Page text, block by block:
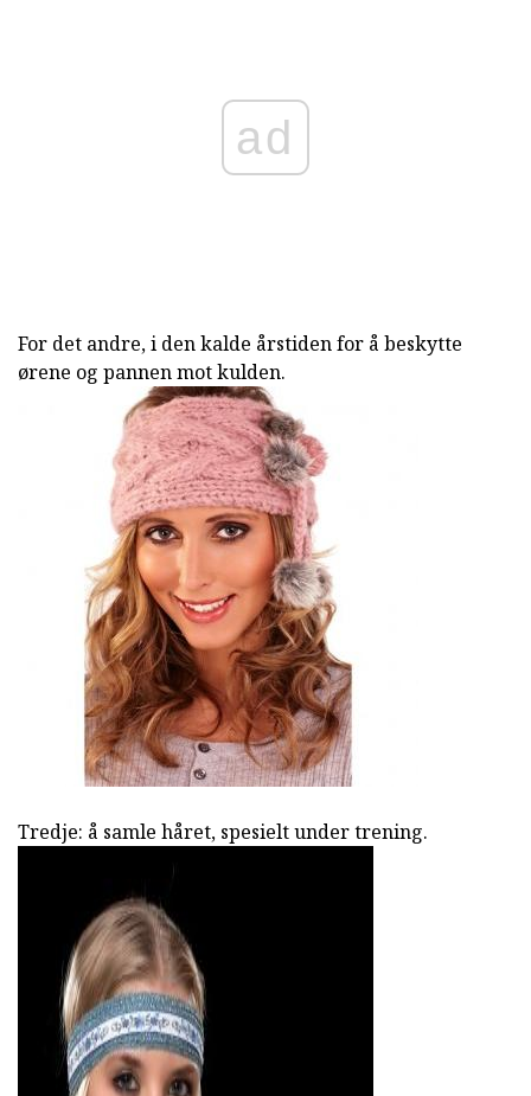
ad
For det andre, i den kalde årstiden for å beskytte
ørene og pannen mot kulden.
Tredje: å samle håret, spesielt under trening.